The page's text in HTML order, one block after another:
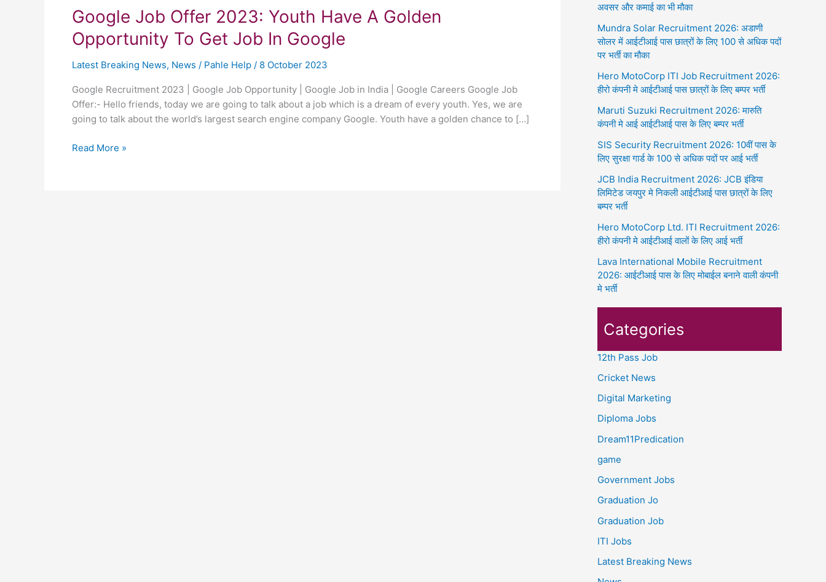
Google Job Offer 2023: Youth Have A Golden
Opportunity To Get Job In Google
Latest Breaking News, News / Pahle Help / 8 October 2023
Google Recruitment 2023 | Google Job Opportunity | Google Job in India | Google Careers Google Job
Offer:- Hello friends, today we are going to talk about a job which is a dream of every youth. Yes, we are
going to talk about the world’s largest search engine company Google. Youth have a golden chance to […]
Google
Read More »
अवसर और कमाई का भी मौका
Mundra Solar Recruitment 2026: अडाणी
सोलर में आईटीआई पास छात्रों के लिए 100 से अधिक पदों
पर भर्ती का मौका
Hero MotoCorp ITI Job Recruitment 2026:
हीरो कंपनी मे आईटीआई पास छात्रों के लिए बम्पर भर्ती
Maruti Suzuki Recruitment 2026: मारुति
कंपनी मे आई आईटीआई पास के लिए बम्पर भर्ती
SIS Security Recruitment 2026: 10वीं पास के
लिए सुरक्षा गार्ड के 100 से अधिक पदों पर आई भर्ती
JCB India Recruitment 2026: JCB इंडिया
लिमिटेड जयपुर मे निकली आईटीआई पास छात्रों के लिए
बम्पर भर्ती
Hero MotoCorp Ltd. ITI Recruitment 2026:
हीरो कंपनी मे आईटीआई वालों के लिए आई भर्ती
Lava International Mobile Recruitment
2026: आईटीआई पास के लिए मोबाईल बनाने वाली कंपनी
मे भर्ती
Categories
12th Pass Job
Cricket News
Digital Marketing
Diploma Jobs
Dream11Predication
game
Government Jobs
Graduation Jo
Graduation Job
ITI Jobs
Latest Breaking News